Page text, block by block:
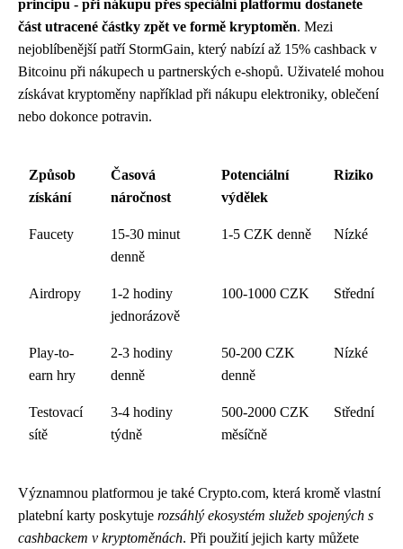
principu - při nákupu přes speciální platformu dostanete
část utracené částky zpět ve formě kryptoměn. Mezi
nejoblíbenější patří StormGain, který nabízí až 15% cashback v
Bitcoinu při nákupech u partnerských e-shopů. Uživatelé mohou
získávat kryptoměny například při nákupu elektroniky, oblečení
nebo dokonce potravin.
Způsob
získání
Časová
náročnost
Potenciální
výdělek
Riziko
Faucety
15-30 minut
denně
1-5 CZK denně Nízké
Airdropy
1-2 hodiny
jednorázově
100-1000 CZK Střední
Play-to-
earn hry
2-3 hodiny
denně
50-200 CZK
denně
Nízké
Testovací
sítě
3-4 hodiny
týdně
500-2000 CZK
měsíčně
Střední
Významnou platformou je také Crypto.com, která kromě vlastní
platební karty poskytuje rozsáhlý ekosystém služeb spojených s
cashbackem v kryptoměnách. Při použití jejich karty můžete